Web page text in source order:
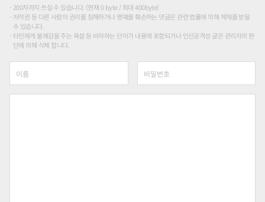
200자까지 쓰실 수 있습니다. (현재 0 byte / 최대 400byte)
저작권 등 다른 사람의 권리를 침해하거나 명예를 훼손하는 댓글은 관련 법률에 의해 제재를 받을
수 있습니다.
타인에게 불쾌감을 주는 욕설 등 비하하는 단어가 내용에 포함되거나 인신공격성 글은 관리자의 판
단에 의해 삭제 합니다.